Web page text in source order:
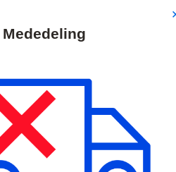
Verzendingen worden op